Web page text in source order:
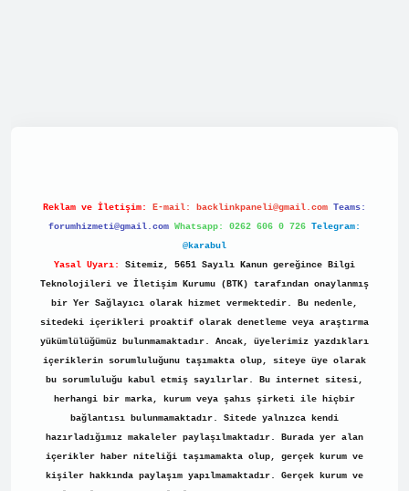
Reklam ve İletişim: E-mail: backlinkpaneli@gmail.com Teams:
forumhizmeti@gmail.com Whatsapp: 0262 606 0 726 Telegram:
@karabul
Yasal Uyarı:
Sitemiz, 5651 Sayılı Kanun gereğince Bilgi
Teknolojileri ve İletişim Kurumu (BTK) tarafından onaylanmış
bir Yer Sağlayıcı olarak hizmet vermektedir. Bu nedenle,
sitedeki içerikleri proaktif olarak denetleme veya araştırma
yükümlülüğümüz bulunmamaktadır. Ancak, üyelerimiz yazdıkları
içeriklerin sorumluluğunu taşımakta olup, siteye üye olarak
bu sorumluluğu kabul etmiş sayılırlar. Bu internet sitesi,
herhangi bir marka, kurum veya şahıs şirketi ile hiçbir
bağlantısı bulunmamaktadır. Sitede yalnızca kendi
hazırladığımız makaleler paylaşılmaktadır. Burada yer alan
içerikler haber niteliği taşımamakta olup, gerçek kurum ve
kişiler hakkında paylaşım yapılmamaktadır. Gerçek kurum ve